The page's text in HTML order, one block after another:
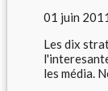
01 juin
Les dix
les média.